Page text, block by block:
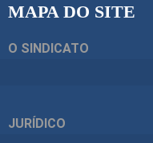
MAPA DO SITE
O SINDICATO
JURÍDICO